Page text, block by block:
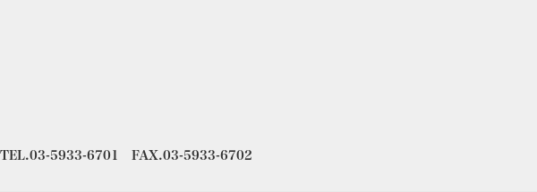
TEL.03-5933-6701 FAX.03-5933-6702